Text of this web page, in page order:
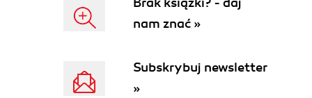
Wartości, mechanizmy, serce - Olga Kotyk
Planuj, nie bój się, czerp i inspiruj Tomasz
Łukaszuk
Podsumowanie
nam znać »
Subskrybuj newsletter
»